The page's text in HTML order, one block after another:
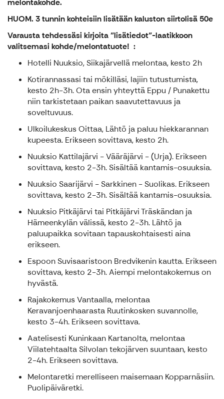
melontakohde.
HUOM. 3 tunnin kohteisiin lisätään kaluston siirtolisä 50e
Varausta tehdessäsi kirjoita "lisätiedot"-laatikkoon
valitsemasi kohde/melontatuote! :
Hotelli Nuuksio, Siikajärvellä melontaa, kesto 2h
Kotirannassasi tai mökilläsi, lajiin tutustumista,
kesto 2h-3h. Ota ensin yhteyttä Eppu / Punakettu
niin tarkistetaan paikan saavutettavuus ja
soveltuvuus.
Ulkoilukeskus Oittaa, Lähtö ja paluu hiekkarannan
kupeesta. Erikseen sovittava, kesto 2h.
Nuuksio Kattilajärvi - Vääräjärvi - (Urja). Erikseen
sovittava, kesto 2-3h. Sisältää kantamis-osuuksia.
Nuuksio Saarijärvi - Sarkkinen - Suolikas. Erikseen
sovittava, kesto 2-3h. Sisältää kantamis-osuuksia.
Nuuksio Pitkäjärvi tai Pitkäjärvi Träskändan ja
Hämeenkylän välissä, kesto 2-3h. Lähtö ja
paluupaikka sovitaan tapauskohtaisesti aina
erikseen.
Espoon Suvisaaristoon Bredvikenin kautta. Erikseen
sovittava, kesto 2-3h. Aiempi melontakokemus on
hyvästä.
Rajakokemus Vantaalla, melontaa
Keravanjoenhaarasta Ruutinkosken suvannolle,
kesto 3-4h. Erikseen sovittava.
Aatelisesti Kuninkaan Kartanolta, melontaa
Viilatehtaalta Silvolan tekojärven suuntaan, kesto
2-4h. Erikseen sovittava.
Melontaretki merelliseen maisemaan Kopparnäsiin.
Puolipäiväretki.